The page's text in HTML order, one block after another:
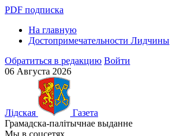
PDF подписка
На главную
Достопримечательности Лидчины
Обратиться в редакцию Войти
06 Августа 2026
Лiдская
Газета
Грамадска-палiтычнае выданне
Мы в соцсетях